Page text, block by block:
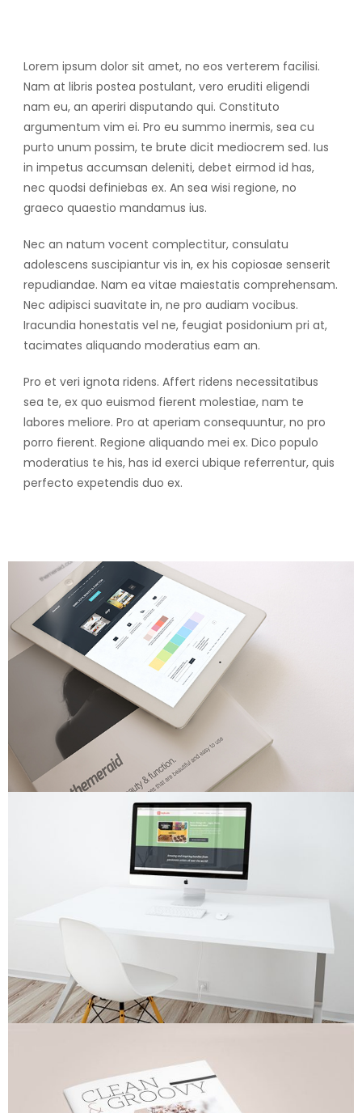
Lorem ipsum dolor sit amet, no eos verterem facilisi.
Nam at libris postea postulant, vero eruditi eligendi
nam eu, an aperiri disputando qui. Constituto
argumentum vim ei. Pro eu summo inermis, sea cu
purto unum possim, te brute dicit mediocrem sed. Ius
in impetus accumsan deleniti, debet eirmod id has,
nec quodsi definiebas ex. An sea wisi regione, no
graeco quaestio mandamus ius.
Nec an natum vocent complectitur, consulatu
adolescens suscipiantur vis in, ex his copiosae senserit
repudiandae. Nam ea vitae maiestatis comprehensam.
Nec adipisci suavitate in, ne pro audiam vocibus.
Iracundia honestatis vel ne, feugiat posidonium pri at,
tacimates aliquando moderatius eam an.
Pro et veri ignota ridens. Affert ridens necessitatibus
sea te, ex quo euismod fierent molestiae, nam te
labores meliore. Pro at aperiam consequuntur, no pro
porro fierent. Regione aliquando mei ex. Dico populo
moderatius te his, has id exerci ubique referrentur, quis
perfecto expetendis duo ex.